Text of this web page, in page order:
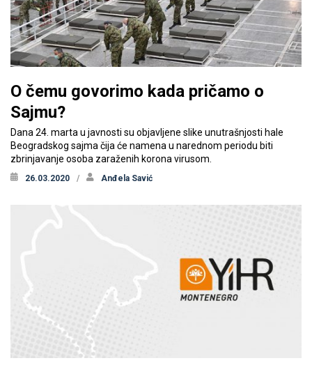
O čemu govorimo kada pričamo o
Sajmu?
Dana 24. marta u javnosti su objavljene slike unutrašnjosti hale
Beogradskog sajma čija će namena u narednom periodu biti
zbrinjavanje osoba zaraženih korona virusom.
26.03.2020 Anđela Savić